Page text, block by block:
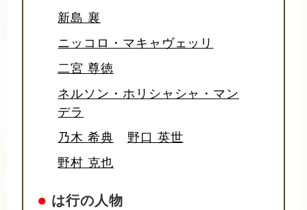
新島 襄
ニッコロ・マキャヴェッリ
二宮 尊徳
ネルソン・ホリシャシャ・マン
デラ
乃木 希典
野口 英世
野村 克也
● は行の人物